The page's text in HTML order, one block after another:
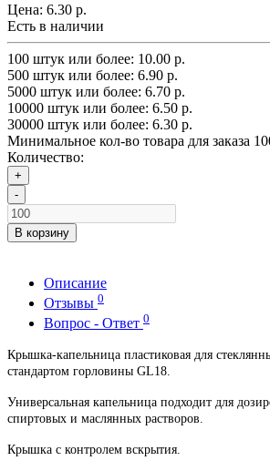
Цена: 6.30 р.
Есть в наличии
100 штук или более: 10.00 р.
500 штук или более: 6.90 р.
5000 штук или более: 6.70 р.
10000 штук или более: 6.50 р.
30000 штук или более: 6.30 р.
Минимальное кол-во товара для заказа
Количество:
+
-
В корзину
Описание
Отзывы 0
Вопрос - Ответ 0
Крышка-капельница пластиковая для
стандартом горловины GL18.
Универсальная капельница подходит для
спиртовых и маслянных растворов.
Крышка с контролем вскрытия.